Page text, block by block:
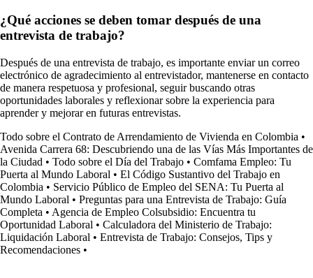
¿Qué acciones se deben tomar después de una
entrevista de trabajo?
Después de una entrevista de trabajo, es importante enviar un correo
electrónico de agradecimiento al entrevistador, mantenerse en contacto
de manera respetuosa y profesional, seguir buscando otras
oportunidades laborales y reflexionar sobre la experiencia para
aprender y mejorar en futuras entrevistas.
Todo sobre el Contrato de Arrendamiento de Vivienda en Colombia •
Avenida Carrera 68: Descubriendo una de las Vías Más Importantes de
la Ciudad • Todo sobre el Día del Trabajo • Comfama Empleo: Tu
Puerta al Mundo Laboral • El Código Sustantivo del Trabajo en
Colombia • Servicio Público de Empleo del SENA: Tu Puerta al
Mundo Laboral • Preguntas para una Entrevista de Trabajo: Guía
Completa • Agencia de Empleo Colsubsidio: Encuentra tu
Oportunidad Laboral • Calculadora del Ministerio de Trabajo:
Liquidación Laboral • Entrevista de Trabajo: Consejos, Tips y
Recomendaciones •